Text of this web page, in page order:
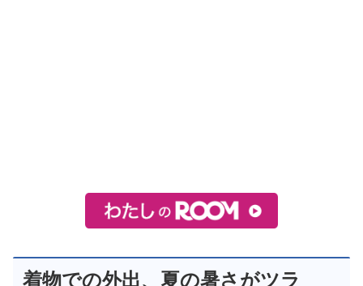
着物での外出、夏の暑さがツラ